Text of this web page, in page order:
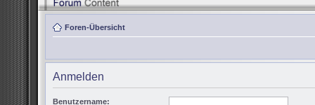
Foren-Übersicht
Anmelden
Benutzername: